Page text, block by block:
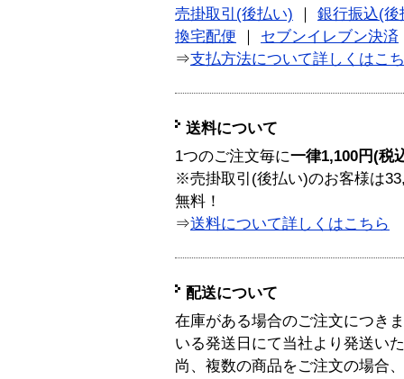
売掛取引(後払い)
銀行振込(後
換宅配便
セブンイレブン決済
⇒支払方法について詳しくはこ
送料について
1つのご注文毎に一律1,100円(税
※売掛取引(後払い)のお客様は
無料！
⇒送料について詳しくはこちら
配送について
在庫がある場合のご注文につき
いる発送日にて当社より発送い
尚、複数の商品をご注文の場合